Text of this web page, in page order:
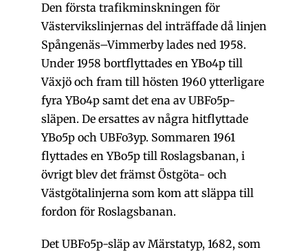
Den första trafikminskningen för
Västervikslinjernas del inträffade då linjen
Spångenäs–Vimmerby lades ned 1958.
Under 1958 bortflyttades en YBo4p till
Växjö och fram till hösten 1960 ytterligare
fyra YBo4p samt det ena av UBFo5p-
släpen. De ersattes av några hitflyttade
YBo5p och UBFo3yp. Sommaren 1961
flyttades en YBo5p till Roslagsbanan, i
övrigt blev det främst Östgöta- och
Västgötalinjerna som kom att släppa till
fordon för Roslagsbanan.
Det UBFo5p-släp av Märstatyp, 1682, som